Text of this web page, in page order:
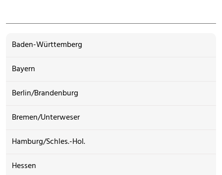
Baden-Württemberg
Bayern
Berlin/Brandenburg
Bremen/Unterweser
Hamburg/Schles.-Hol.
Hessen